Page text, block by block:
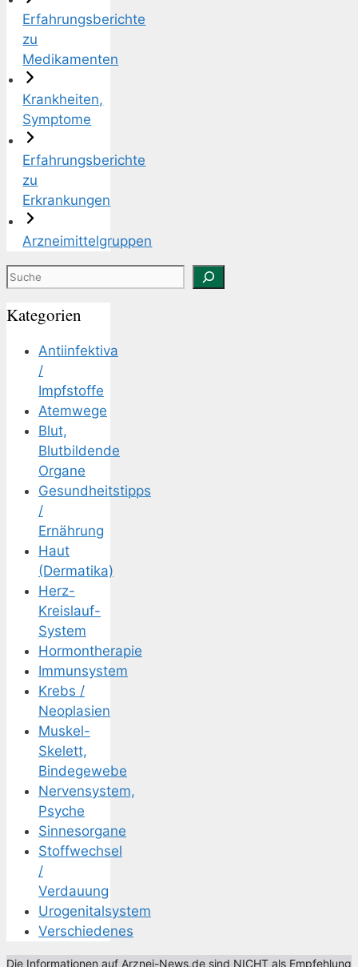
Erfahrungsberichte
zu
Medikamenten
Krankheiten,
Symptome
Erfahrungsberichte
zu
Erkrankungen
Arzneimittelgruppen
Suchen
Kategorien
Antiinfektiva
/
Impfstoffe
Atemwege
Blut,
Blutbildende
Organe
Gesundheitstipps
/
Ernährung
Haut
(Dermatika)
Herz-
Kreislauf-
System
Hormontherapie
Immunsystem
Krebs /
Neoplasien
Muskel-
Skelett,
Bindegewebe
Nervensystem,
Psyche
Sinnesorgane
Stoffwechsel
/
Verdauung
Urogenitalsystem
Verschiedenes
Die Informationen auf Arznei-News.de sind NICHT als Empfehlung